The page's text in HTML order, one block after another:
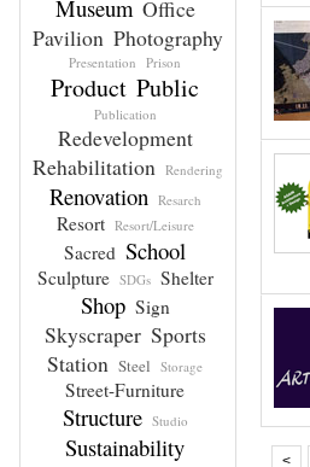
Museum Office
Pavilion Photography
Presentation Prison
Product Public
Publication
Redevelopment
Rehabilitation Rendering
Renovation Resarch
Resort Resort/Leisure
Sacred School
Sculpture SDGs Shelter
Shop Sign
Skyscraper Sports
Station Steel Storage
Street-Furniture
Structure Studio
Sustainability <